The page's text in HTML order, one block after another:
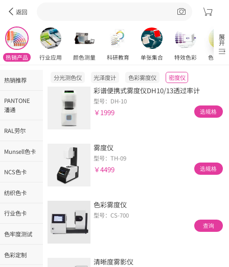
返回
热销产品 行业应用 颜色测量 科研教育 单张集合 特效色彩 色彩工
展开
热销推荐
PANTONE
潘通
RAL劳尔
Munsell色卡
NCS色卡
纺织色卡
行业色卡
色牢度测试
色彩定制
分光测色仪 光泽度计 色彩雾度仪 密度仪
选规格
彩谱便携式雾度仪DH10/13透过率计
型号：DH-10
￥1999 选规格
雾度仪
型号：TH-09
￥4499 选规格
色彩雾度仪
型号：CS-700
查询
清晰度雾影仪